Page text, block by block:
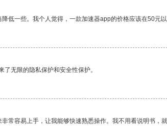
低一些。我个人觉得，一款加速器app的价格应该在50元以
无限的隐私保护和安全性保护。
常容易上手，让我能够快速熟悉操作。我不用看说明书，